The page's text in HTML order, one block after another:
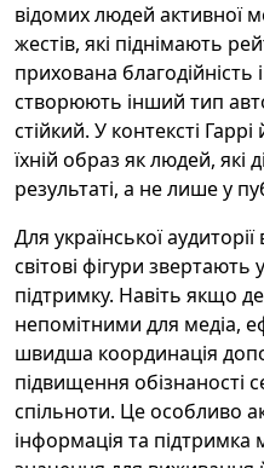
відомих людей активної
жестів, які піднімають
прихована
створюють інший тип
стійкий. У контексті
їхній образ як людей, які
результаті, а не лише у
Для української
світові фігури звертають
підтримку. Навіть якщо
непомітними для медіа,
швидша координація
підвищення обізнаності
спільноти. Це особливо
інформація та